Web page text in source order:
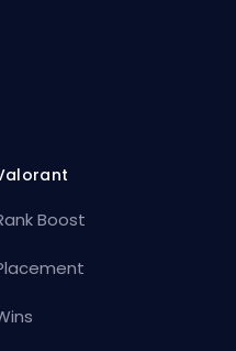
Boost